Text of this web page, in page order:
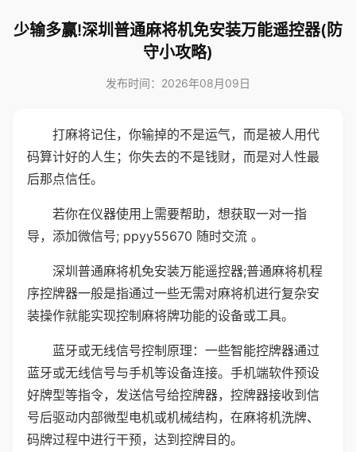
少输多赢!深圳普通麻将机免安装万能遥控器(防
守小攻略)
发布时间：2026年08月09日
打麻将记住，你输掉的不是运气，而是被人用代
码算计好的人生；你失去的不是钱财，而是对人性最
后那点信任。
若你在仪器使用上需要帮助，想获取一对一指
导，添加微信号; ppyy55670 随时交流 。
深圳普通麻将机免安装万能遥控器;普通麻将机程
序控牌器一般是指通过一些无需对麻将机进行复杂安
装操作就能实现控制麻将牌功能的设备或工具。
蓝牙或无线信号控制原理：一些智能控牌器通过
蓝牙或无线信号与手机等设备连接。手机端软件预设
好牌型等指令，发送信号给控牌器，控牌器接收到信
号后驱动内部微型电机或机械结构，在麻将机洗牌、
码牌过程中进行干预，达到控牌目的。